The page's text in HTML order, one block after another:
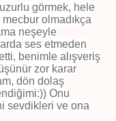
görmek, hele
olmadıkça
neşeyle
ses etmeden
benimle alışveriş
zor karar
dön dolaş
Onu
sevdikleri ve ona